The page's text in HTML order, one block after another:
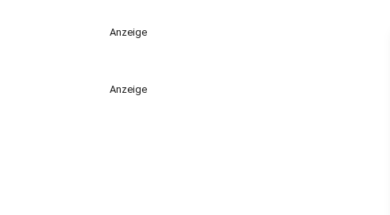
Anzeige
Anzeige